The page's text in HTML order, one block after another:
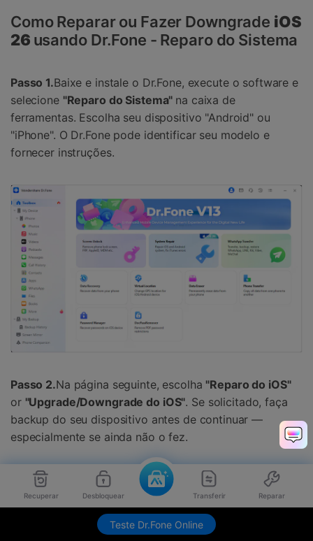
Recuperar Desbloquear Transferir Reparar
Teste Dr.Fone Online
Como Reparar ou Fazer Downgrade iOS
26 usando Dr.Fone - Reparo do Sistema
Passo 1.Baixe e instale o Dr.Fone, execute o software e
selecione "Reparo do Sistema" na caixa de
ferramentas. Escolha seu dispositivo "Android" ou
"iPhone". O Dr.Fone pode identificar seu modelo e
fornecer instruções.
Passo 2.Na página seguinte, escolha "Reparo do iOS"
or "Upgrade/Downgrade do iOS". Se solicitado, faça
backup do seu dispositivo antes de continuar —
especialmente se ainda não o fez.